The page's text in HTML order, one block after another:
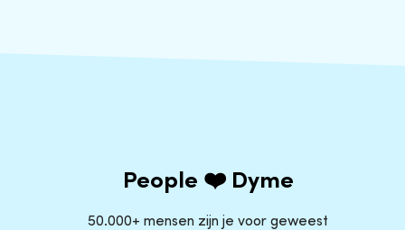
People ❤️ Dyme
50.000+ mensen zijn je voor geweest